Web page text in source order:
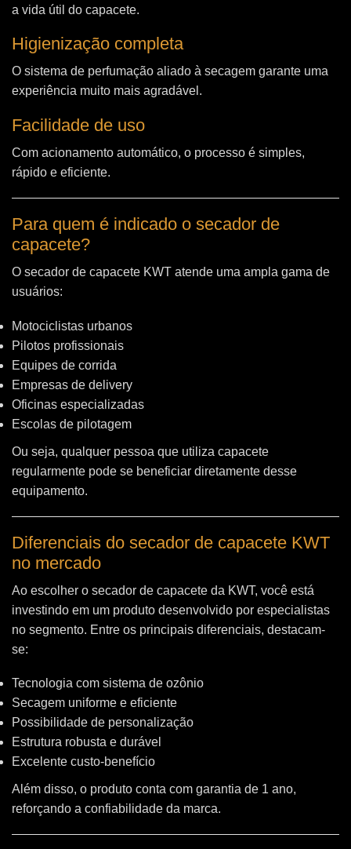
a vida útil do capacete.
Higienização completa
O sistema de perfumação aliado à secagem garante uma
experiência muito mais agradável.
Facilidade de uso
Com acionamento automático, o processo é simples,
rápido e eficiente.
Para quem é indicado o secador de
capacete?
O secador de capacete KWT atende uma ampla gama de
usuários:
Motociclistas urbanos
Pilotos profissionais
Equipes de corrida
Empresas de delivery
Oficinas especializadas
Escolas de pilotagem
Ou seja, qualquer pessoa que utiliza capacete
regularmente pode se beneficiar diretamente desse
equipamento.
Diferenciais do secador de capacete KWT
no mercado
Ao escolher o secador de capacete da KWT, você está
investindo em um produto desenvolvido por especialistas
no segmento. Entre os principais diferenciais, destacam-
se:
Tecnologia com sistema de ozônio
Secagem uniforme e eficiente
Possibilidade de personalização
Estrutura robusta e durável
Excelente custo-benefício
Além disso, o produto conta com garantia de 1 ano,
reforçando a confiabilidade da marca.